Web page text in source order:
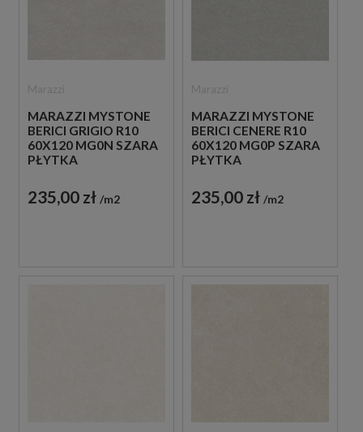
MARAZZI MYSTONE
BERICI GRIGIO R10
60X120 MG0N SZARA
PŁYTKA
IMITUJĄCA KAMIEŃ
235,00 zł m2
MARAZZI MYSTONE
BERICI CENERE R10
60X120 MG0P SZARA
PŁYTKA
IMITUJĄCA KAMIEŃ
235,00 zł m2